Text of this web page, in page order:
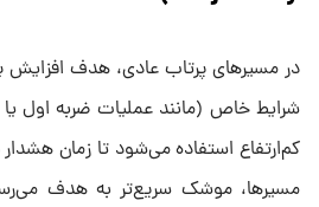
در مسیرهای پرتاب عادی، هدف افزایش
کم‌ارتفاع استفاده می‌شود تا زمان
مسیرها، موشک سریع‌تر به هدف